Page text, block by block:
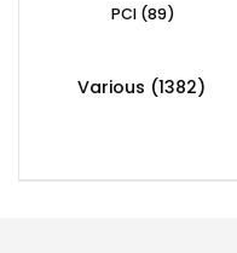
PCI 8989
Various 13821382